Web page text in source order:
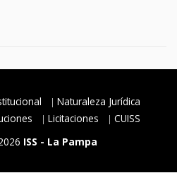
Naturaleza Jurídica
Licitaciones
CUISS
ISS - La Pampa